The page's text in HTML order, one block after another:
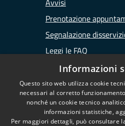
Avvisi
Prenotazione
Segnalazione
Leggi le FAQ
Richiesta assistenza
RSS
Informazioni
Questo sito web utilizza cookie
necessari al corretto
nonché un cookie tecnico
informazioni statistiche,
Per maggiori dettagli, può consultare